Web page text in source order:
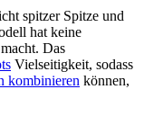
spitzer Spitze und
hat keine
Das
Vielseitigkeit, sodass
kombinieren können,